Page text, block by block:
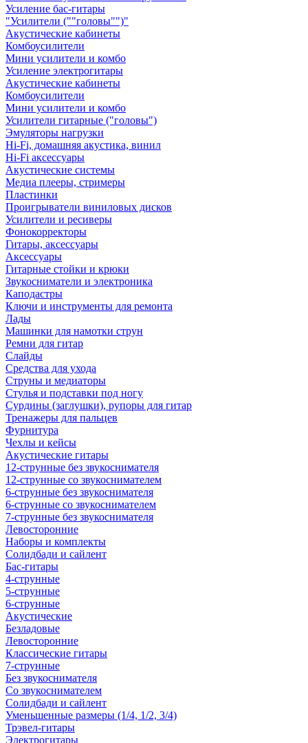
Усиление бас-гитары
"Усилители (""головы"")"
Акустические кабинеты
Комбоусилители
Мини усилители и комбо
Усиление электрогитары
Акустические кабинеты
Комбоусилители
Мини усилители и комбо
Усилители гитарные ("головы")
Эмуляторы нагрузки
Hi-Fi, домашняя акустика, винил
Hi-Fi аксессуары
Акустические системы
Медиа плееры, стримеры
Пластинки
Проигрыватели виниловых дисков
Усилители и ресиверы
Фонокорректоры
Гитары, аксессуары
Аксессуары
Гитарные стойки и крюки
Звукосниматели и электроника
Каподастры
Ключи и инструменты для ремонта
Лады
Машинки для намотки струн
Ремни для гитар
Слайды
Средства для ухода
Струны и медиаторы
Стулья и подставки под ногу
Сурдины (заглушки), рупоры для гитар
Тренажеры для пальцев
Фурнитура
Чехлы и кейсы
Акустические гитары
12-струнные без звукоснимателя
12-струнные со звукоснимателем
6-струнные без звукоснимателя
6-струнные со звукоснимателем
7-струнные без звукоснимателя
Левосторонние
Наборы и комплекты
Солидбади и сайлент
Бас-гитары
4-струнные
5-струнные
6-струнные
Акустические
Безладовые
Левосторонние
Классические гитары
7-струнные
Без звукоснимателя
Со звукоснимателем
Солидбади и сайлент
Уменьшенные размеры (1/4, 1/2, 3/4)
Трэвел-гитары
Электрогитары